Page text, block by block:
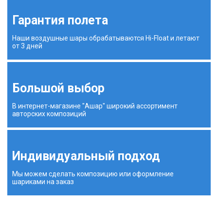
Гарантия полета
Наши воздушные шары обрабатываются Hi-Float и летают
от 3 дней
Большой выбор
В интернет-магазине "Ашар" широкий ассортимент
авторских композиций
Индивидуальный подход
Мы можем сделать композицию или оформление
шариками на заказ